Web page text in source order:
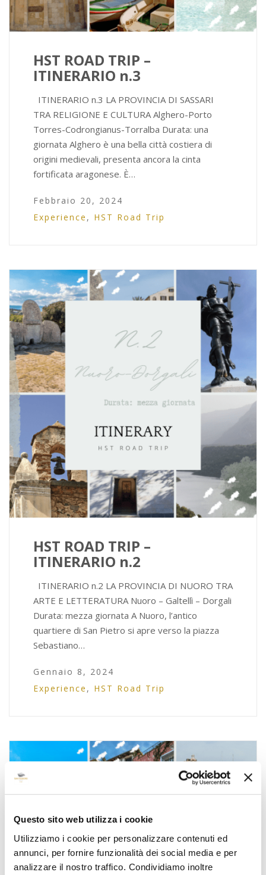
Questo sito web utilizza i cookie
Utilizziamo i cookie per personalizzare contenuti ed
annunci, per fornire funzionalità dei social media e per
analizzare il nostro traffico. Condividiamo inoltre
HST ROAD TRIP –
ITINERARIO n.3
ITINERARIO n.3 LA PROVINCIA DI SASSARI
TRA RELIGIONE E CULTURA Alghero-Porto
Torres-Codrongianus-Torralba Durata: una
giornata Alghero è una bella città costiera di
origini medievali, presenta ancora la cinta
fortificata aragonese. È…
Febbraio 20, 2024
Experience , HST Road Trip
HST ROAD TRIP –
ITINERARIO n.2
ITINERARIO n.2 LA PROVINCIA DI NUORO TRA
ARTE E LETTERATURA Nuoro – Galtellì – Dorgali
Durata: mezza giornata A Nuoro, l’antico
quartiere di San Pietro si apre verso la piazza
Sebastiano…
Gennaio 8, 2024
Experience , HST Road Trip